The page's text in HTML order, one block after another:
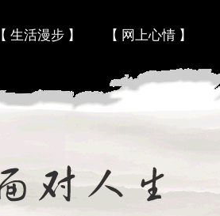
【 生活漫步 】 【 网上心情 】